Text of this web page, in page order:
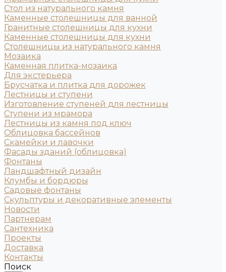
Стол из натурального камня
Каменные столешницы для ванной
Гранитные столешницы для кухни
Каменные столешницы для кухни
Столешницы из натурального камня
Мозаика
Каменная плитка-мозаика
Для экстерьера
Брусчатка и плитка для дорожек
Лестницы и ступени
Изготовление ступеней для лестницы
Ступени из мрамора
Лестницы из камня под ключ
Облицовка бассейнов
Скамейки и лавочки
Фасады зданий (облицовка)
Фонтаны
Ландшафтный дизайн
Клумбы и бордюры
Садовые фонтаны
Скульптуры и декоративные элементы
Новости
Партнерам
Сантехника
Проекты
Доставка
Контакты
Поиск